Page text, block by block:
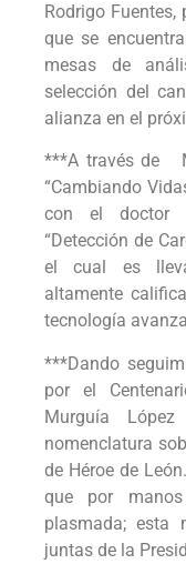
Rodrigo Fuentes,
que se
mesas de
selección del
alianza en el
***A través de
“Cambiando
con el doctor
“Detección de
el cual es
altamente
tecnología
***Dando
por el
Murguía
nomenclatura
de Héroe de
que por
plasmada;
juntas de la